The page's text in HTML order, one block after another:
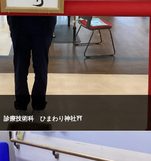
診療技術科 ひまわり神社⛩